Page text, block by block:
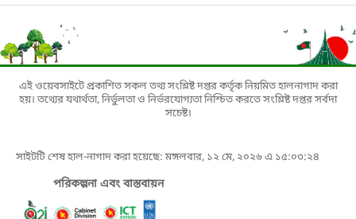
এই ওয়েবসাইটে প্রকাশিত সকল তথ্য সংশ্লিষ্ট দপ্তর কর্তৃক নিয়মিত হালনাগাদ করা
হয়। তথ্যের যথার্থতা, নির্ভুলতা ও নির্ভরযোগ্যতা নিশ্চিত করতে সংশ্লিষ্ট দপ্তর সর্বদা
সচেষ্ট।
সাইটটি শেষ হাল-নাগাদ করা হয়েছে: মঙ্গলবার, ১২ মে, ২০২৬ এ ১৫:০৩:২৪
পরিকল্পনা এবং বাস্তবায়ন